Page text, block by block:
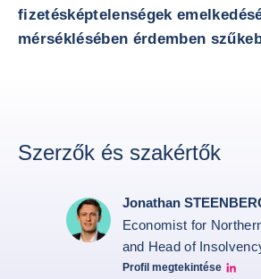
fizetésképtelenségek
mérséklésében érdemben
Szerzők és szakértők
Jonathan
Economist for
and Head of
Profil megtekintése
Jonathan Steenberg linkedin